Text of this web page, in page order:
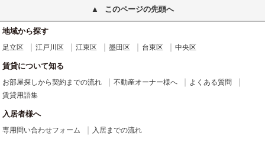
このページの先頭へ
地域から探す
足立区 江戸川区 江東区 墨田区 台東区 中央区
賃貸について知る
お部屋探しから契約までの流れ 不動産オーナー様へ
よくある質問
賃貸用語集
入居者様へ
専用問い合わせフォーム 入居までの流れ